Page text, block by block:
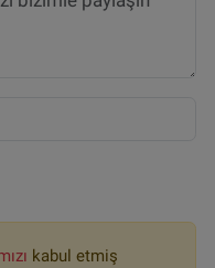
kabul etmiş